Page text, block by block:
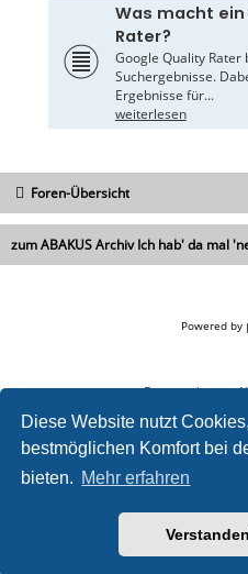
Diese Website nutzt
bestmöglichen Komfort bei
bieten. Mehr erfahren
Was macht
Rater?
Google Quality
Suchergebnisse.
Ergebnisse für...
weiterlesen
Foren-Übersicht
zum ABAKUS Archiv Ich hab' da mal
Powered by
Datenschutz|
SEO
SEO Workshops | SEO Beratung
Weiterleitungen bei